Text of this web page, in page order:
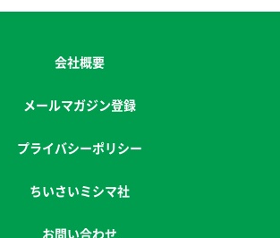
会社概要
メールマガジン登録
プライバシーポリシー
ちいさいミシマ社
お問い合わせ